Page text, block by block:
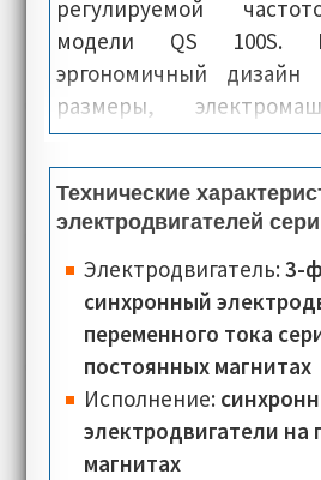
регулируемой
модели QS 100S.
эргономичный
размеры,
серии, демонстрируют
эффективность, во
скоростей. В итоге,
электропривод с
Имея максимальный
мощности и
электромоторы Oemer
100S, соответствуют
классу энерго-
Технические
электродвигателей
Электродвигатель:3-
синхронный
переменного тока
постоянных магнитах
Исполнение:
электродвигатели на
магнитах